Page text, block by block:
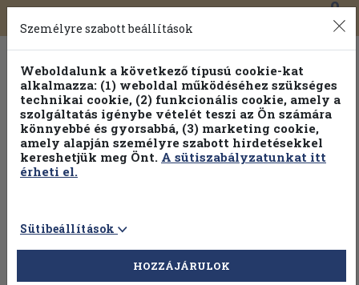
Toggle
navigation
0
Vissza az előző oldalra
Személyre szabott beállítások
Weboldalunk a következő típusú cookie-kat
alkalmazza: (1) weboldal működéséhez szükséges
technikai cookie, (2) funkcionális cookie, amely a
szolgáltatás igénybe vételét teszi az Ön számára
könnyebbé és gyorsabbá, (3) marketing cookie,
amely alapján személyre szabott hirdetésekkel
kereshetjük meg Önt. A sütiszabályzatunkat itt
érheti el.
Sütibeállítások
HOZZÁJÁRULOK